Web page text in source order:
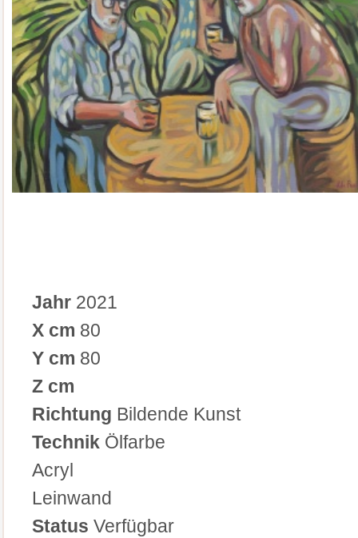
Jahr 2021
X cm 80
Y cm 80
Z cm
Richtung Bildende Kunst
Technik Ölfarbe
Acryl
Leinwand
Status Verfügbar